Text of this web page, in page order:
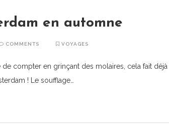
en automne
COMMENTS VOYAGES
de compter en grinçant des molaires, cela fait déjà
! Le soufflage…